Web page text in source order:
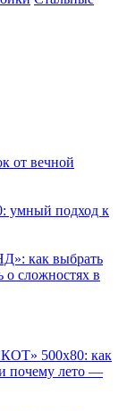
от вечной
умный подход к
как выбрать
о сложностях в
500x80: как
почему лето —